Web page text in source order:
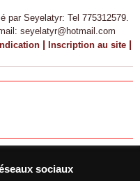
par Seyelatyr: Tel 775312579.
seyelatyr@hotmail.com
| Inscription au site |
sociaux